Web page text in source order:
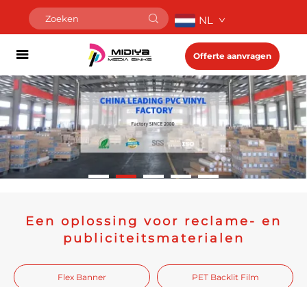
NL
Offerte aanvragen
Een oplossing voor reclame- en
publiciteitsmaterialen
Flex Banner PET Backlit Film